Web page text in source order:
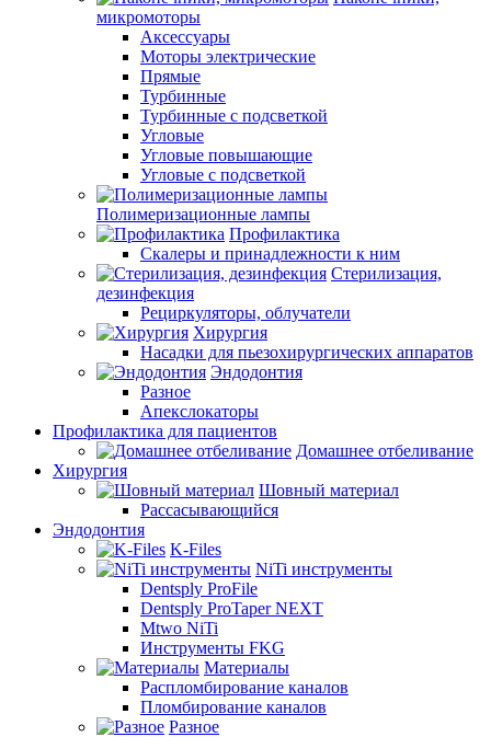
микромоторы
Аксессуары
Моторы электрические
Прямые
Турбинные
Турбинные с подсветкой
Угловые
Угловые повышающие
Угловые с подсветкой
Полимеризационные лампы
Профилактика
Скалеры и принадлежности к ним
Стерилизация,
дезинфекция
Рециркуляторы, облучатели
Хирургия
Насадки для пьезохирургических аппаратов
Эндодонтия
Разное
Апекслокаторы
Профилактика для пациентов
Домашнее отбеливание
Хирургия
Шовный материал
Рассасывающийся
Эндодонтия
K-Files
NiTi инструменты
Dentsply ProFile
Dentsply ProTaper NEXT
Mtwo NiTi
Инструменты FKG
Материалы
Распломбирование каналов
Пломбирование каналов
Разное